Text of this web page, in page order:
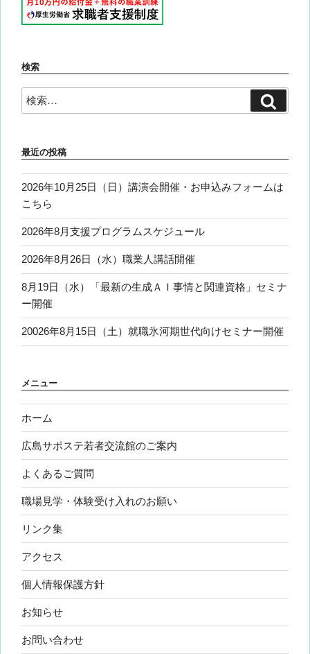
検索
検
索:
最近の投稿
2026年10月25日（日）講演会開催・お申込みフォームは
こちら
2026年8月支援プログラムスケジュール
2026年8月26日（水）職業人講話開催
8月19日（水）「最新の生成ＡＩ事情と関連資格」セミナ
ー開催
20026年8月15日（土）就職氷河期世代向けセミナー開催
メニュー
ホーム
広島サポステ若者交流館のご案内
よくあるご質問
職場見学・体験受け入れのお願い
リンク集
アクセス
個人情報保護方針
お知らせ
お問い合わせ